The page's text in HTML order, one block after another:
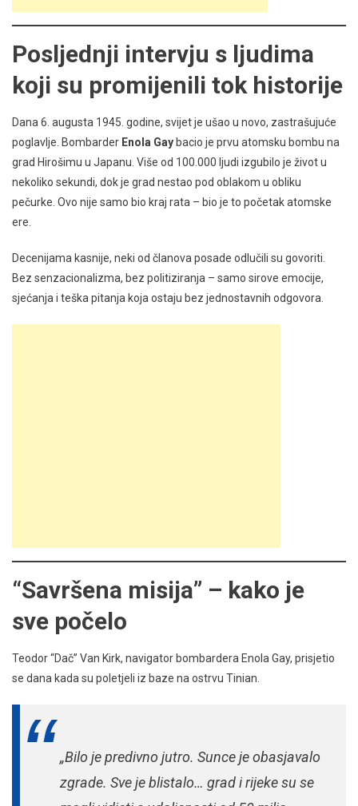
Posljednji intervju s ljudima
koji su promijenili tok historije
Dana 6. augusta 1945. godine, svijet je ušao u novo, zastrašujuće
poglavlje. Bombarder Enola Gay bacio je prvu atomsku bombu na
grad Hirošimu u Japanu. Više od 100.000 ljudi izgubilo je život u
nekoliko sekundi, dok je grad nestao pod oblakom u obliku
pečurke. Ovo nije samo bio kraj rata – bio je to početak atomske
ere.
Decenijama kasnije, neki od članova posade odlučili su govoriti.
Bez senzacionalizma, bez politiziranja – samo sirove emocije,
sjećanja i teška pitanja koja ostaju bez jednostavnih odgovora.
“Savršena misija” – kako je
sve počelo
Teodor “Dač” Van Kirk, navigator bombardera Enola Gay, prisjetio
se dana kada su poletjeli iz baze na ostrvu Tinian.
„Bilo je predivno jutro. Sunce je obasjavalo
zgrade. Sve je blistalo… grad i rijeke su se